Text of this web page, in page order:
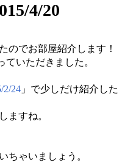
4/20
のでお部屋紹介します！
いただきました。
2/24 」で少しだけ紹介した
ますね。
ちゃいましょう。